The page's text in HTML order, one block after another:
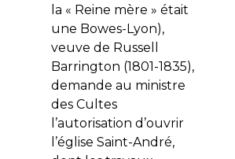
la « Reine mère » était
une Bowes-Lyon),
veuve de Russell
Barrington (1801-1835),
demande au ministre
des Cultes
l’autorisation d’ouvrir
l’église Saint-André,